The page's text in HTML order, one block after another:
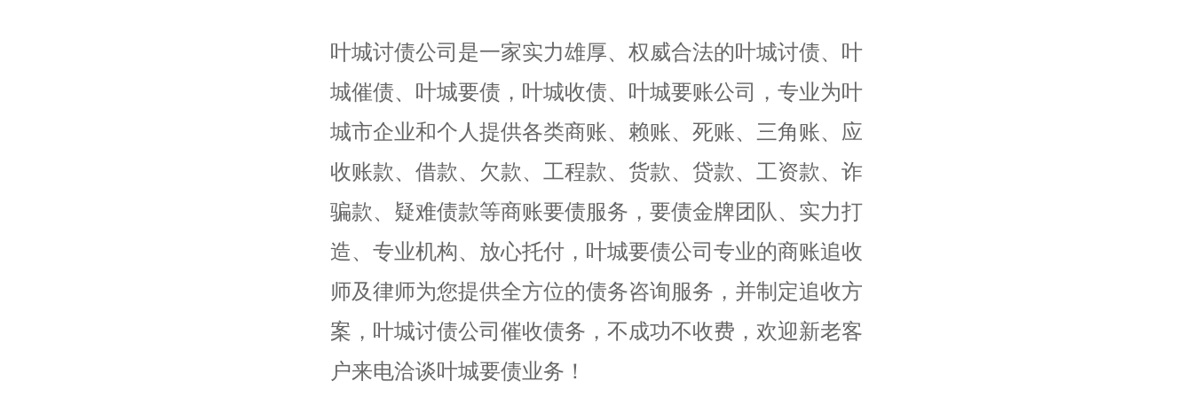
叶城讨债公司是一家实力雄厚、权威合法的叶城讨债、叶
城催债、叶城要债，叶城收债、叶城要账公司，专业为叶
城市企业和个人提供各类商账、赖账、死账、三角账、应
收账款、借款、欠款、工程款、货款、贷款、工资款、诈
骗款、疑难债款等商账要债服务，要债金牌团队、实力打
造、专业机构、放心托付，叶城要债公司专业的商账追收
师及律师为您提供全方位的债务咨询服务，并制定追收方
案，叶城讨债公司催收债务，不成功不收费，欢迎新老客
户来电洽谈叶城要债业务！